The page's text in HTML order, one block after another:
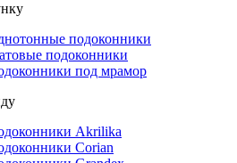
подоконники
подоконники
под мрамор
Akrilika
Corian